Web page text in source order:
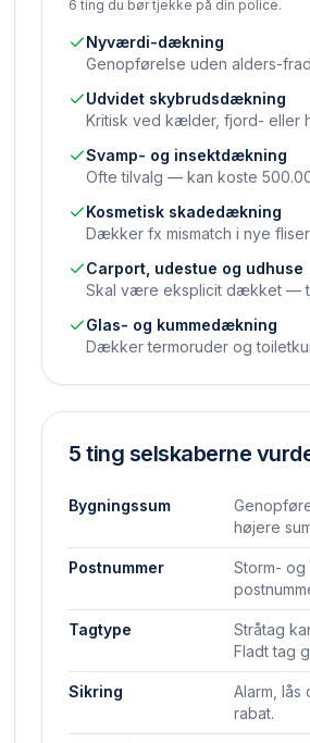
6 ting du bør tjekke på din police.
Nyværdi-dækning
Genopførelse uden alders-
Udvidet skybrudsdækning
Kritisk ved kælder, fjord- eller
Svamp- og insektdækning
Ofte tilvalg — kan koste
Kosmetisk skadedækning
Dækker fx mismatch i nye
Carport, udestue og udhuse
Skal være eksplicit dækket —
Glas- og kummedækning
Dækker termoruder og
5 ting selskaberne
Bygningssum
højere
Postnummer
Storm- og
Tagtype
Stråtag
Fladt tag
Sikring
Alarm, lås
rabat.